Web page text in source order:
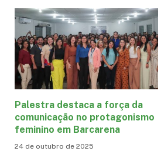
Palestra destaca a força da
comunicação no protagonismo
feminino em Barcarena
24 de outubro de 2025